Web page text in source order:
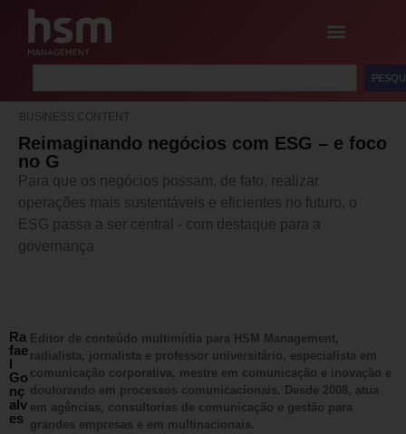
BUSINESS CONTENT
Reimaginando negócios com ESG – e foco
no G
Para que os negócios possam, de fato, realizar
operações mais sustentáveis e eficientes no futuro, o
ESG passa a ser central - com destaque para a
governança
Ra
fae
l
Go
nç
alv
es
Editor de conteúdo multimídia para HSM Management,
radialista, jornalista e professor universitário, especialista em
comunicação corporativa, mestre em comunicação e inovação e
doutorando em processos comunicacionais. Desde 2008, atua
em agências, consultorias de comunicação e gestão para
grandes empresas e em multinacionais.